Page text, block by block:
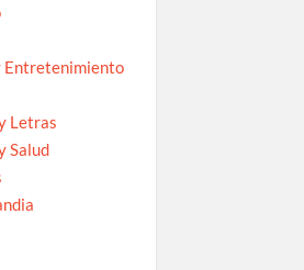
Entretenimiento
Letras
Salud